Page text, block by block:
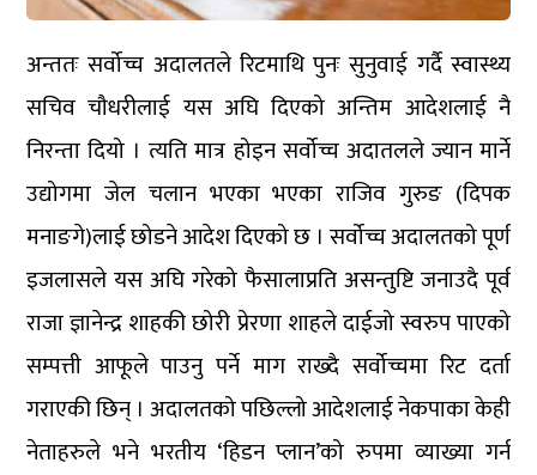
अन्ततः सर्वोच्च अदालतले रिटमाथि पुनः सुनुवाई गर्दै स्वास्थ्य
सचिव चौधरीलाई यस अघि दिएको अन्तिम आदेशलाई नै
निरन्ता दियो । त्यति मात्र होइन सर्वोच्च अदातलले ज्यान मार्ने
उद्योगमा जेल चलान भएका भएका राजिव गुरुङ (दिपक
मनाङगे)लाई छोडने आदेश दिएको छ । सर्वोच्च अदालतको पूर्ण
इजलासले यस अघि गरेको फैसालाप्रति असन्तुष्टि जनाउदै पूर्व
राजा ज्ञानेन्द्र शाहकी छोरी प्रेरणा शाहले दाईजो स्वरुप पाएको
सम्पत्ती आफूले पाउनु पर्ने माग राख्दै सर्वोच्चमा रिट दर्ता
गराएकी छिन् । अदालतको पछिल्लो आदेशलाई नेकपाका केही
नेताहरुले भने भरतीय ‘हिडन प्लान’को रुपमा व्याख्या गर्न